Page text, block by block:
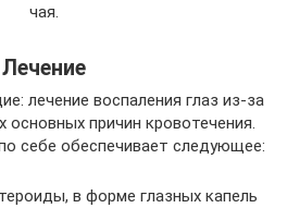
чая.
Лечение
лечение воспаления глаз из-за
причин кровотечения.
себе обеспечивает следующее:
в форме глазных капель